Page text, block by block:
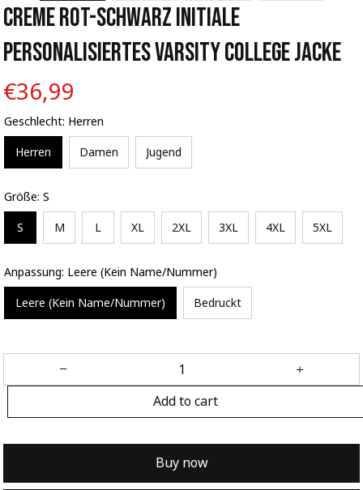
Creme Rot-Schwarz Initiale
Personalisiertes Varsity College Jacke
€36,99
Geschlecht: Herren
Herren Damen Jugend
Größe: S
S M L XL 2XL 3XL 4XL 5XL
Anpassung: Leere (Kein Name/Nummer)
Leere (Kein Name/Nummer) Bedruckt
Add to cart
Buy now